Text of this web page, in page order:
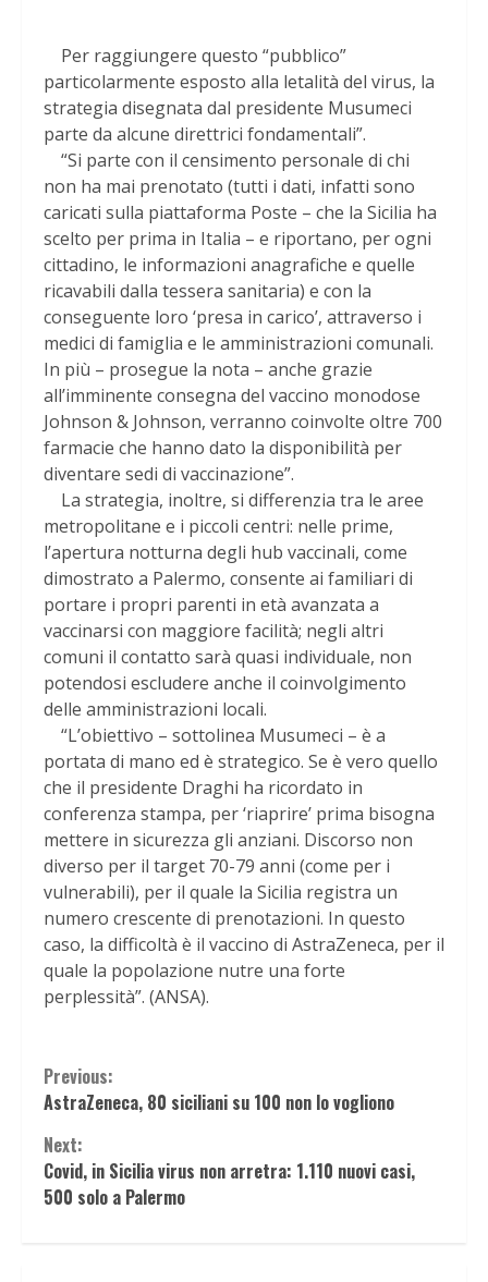
Per raggiungere questo “pubblico”
particolarmente esposto alla letalità del virus, la
strategia disegnata dal presidente Musumeci
parte da alcune direttrici fondamentali”.
“Si parte con il censimento personale di chi
non ha mai prenotato (tutti i dati, infatti sono
caricati sulla piattaforma Poste – che la Sicilia ha
scelto per prima in Italia – e riportano, per ogni
cittadino, le informazioni anagrafiche e quelle
ricavabili dalla tessera sanitaria) e con la
conseguente loro ‘presa in carico’, attraverso i
medici di famiglia e le amministrazioni comunali.
In più – prosegue la nota – anche grazie
all’imminente consegna del vaccino monodose
Johnson & Johnson, verranno coinvolte oltre 700
farmacie che hanno dato la disponibilità per
diventare sedi di vaccinazione”.
La strategia, inoltre, si differenzia tra le aree
metropolitane e i piccoli centri: nelle prime,
l’apertura notturna degli hub vaccinali, come
dimostrato a Palermo, consente ai familiari di
portare i propri parenti in età avanzata a
vaccinarsi con maggiore facilità; negli altri
comuni il contatto sarà quasi individuale, non
potendosi escludere anche il coinvolgimento
delle amministrazioni locali.
“L’obiettivo – sottolinea Musumeci – è a
portata di mano ed è strategico. Se è vero quello
che il presidente Draghi ha ricordato in
conferenza stampa, per ‘riaprire’ prima bisogna
mettere in sicurezza gli anziani. Discorso non
diverso per il target 70-79 anni (come per i
vulnerabili), per il quale la Sicilia registra un
numero crescente di prenotazioni. In questo
caso, la difficoltà è il vaccino di AstraZeneca, per il
quale la popolazione nutre una forte
perplessità”. (ANSA).
Continue
Reading
Previous:
AstraZeneca, 80 siciliani su 100 non lo vogliono
Next:
Covid, in Sicilia virus non arretra: 1.110 nuovi casi,
500 solo a Palermo